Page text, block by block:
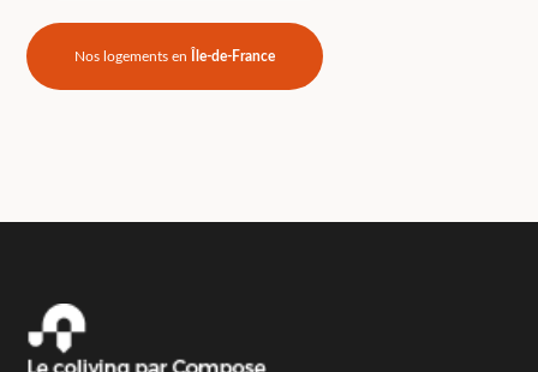
Nos logements en Île-de-France